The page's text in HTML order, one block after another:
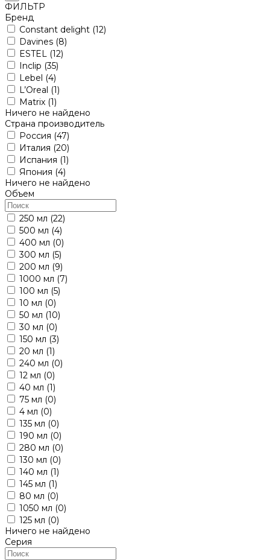
ФИЛЬТР
Бренд
Constant delight (12)
Davines (8)
ESTEL
(12)
Inclip (35)
Lebel (4)
L’Oreal (1)
Matrix (1)
Ничего не найдено
Страна производитель
Россия (47)
Италия (20)
Испания (1)
Япония (4)
Ничего не найдено
Объем
250 мл (22)
500 мл (4)
400 мл (0)
300 мл (5)
200 мл (9)
1000 мл (7)
100 мл (5)
10 мл (0)
50 мл (10)
30 мл (0)
150 мл (3)
20 мл (1)
240 мл (0)
12 мл (0)
40 мл (1)
75 мл (0)
4 мл (0)
135 мл (0)
190 мл (0)
280 мл (0)
130 мл (0)
140 мл (1)
145 мл (1)
80 мл (0)
1050 мл (0)
125 мл (0)
Ничего не найдено
Серия